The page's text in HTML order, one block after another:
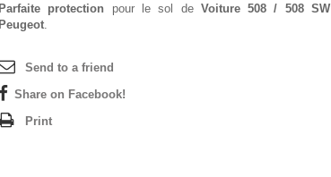
Parfaite protection pour le sol deVoiture 508 / 508 SW
Peugeot.
Send to a friend
Share on Facebook!
Print